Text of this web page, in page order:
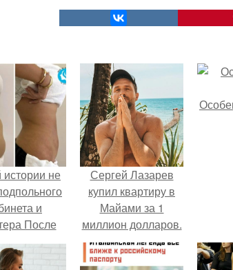
истории не
и
После
Сергей Лазарев
купил квартиру в
Майами за 1
миллион долларов.